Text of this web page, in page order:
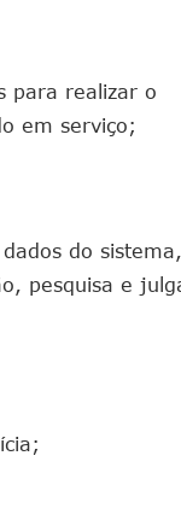
para realizar o
em serviço;
do
pesquisa e